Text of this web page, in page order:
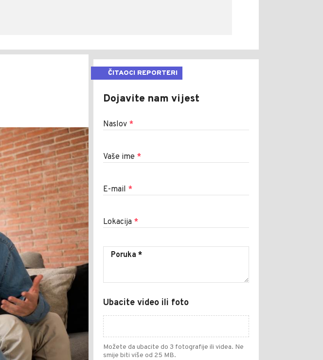
ČITAOCI REPORTERI
Dojavite nam vijest
Naslov *
Vaše ime *
E-mail *
Lokacija *
Ubacite video ili foto
Možete da ubacite do 3 fotografije ili videa. Ne
smije biti više od 25 MB.